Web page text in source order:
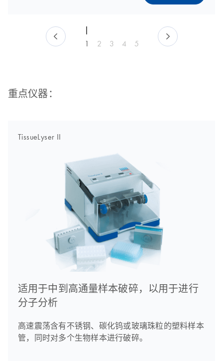
1 2 3 4 5
重点仪器：
TissueLyser II
适用于中到高通量样本破碎，以用于进行
分子分析
高速震荡含有不锈钢、碳化钨或玻璃珠粒的塑料样本
管，同时对多个生物样本进行破碎。